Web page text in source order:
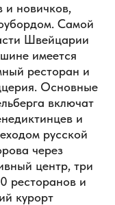
и новичков,
Самой
Швейцарии
имеется
ресторан и
Основные
включат
и
русской
через
центр, три
ресторанов и
курорт